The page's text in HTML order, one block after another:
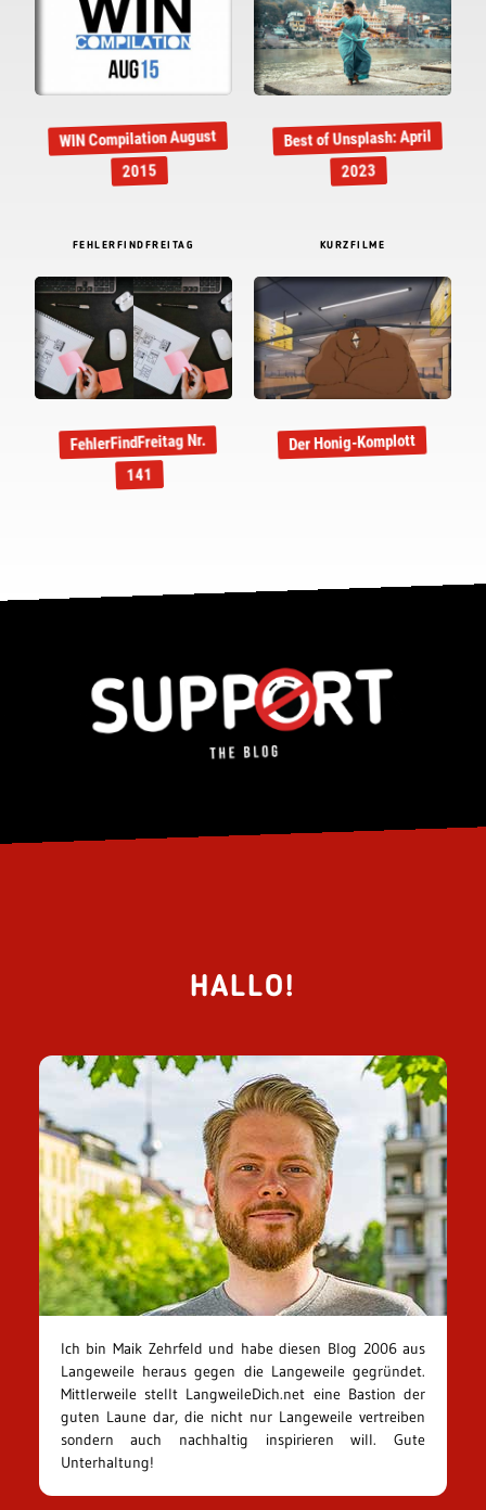
WIN Compilation August
2015
Best of Unsplash: April
2023
FEHLERFINDFREITAG
FehlerFindFreitag Nr.
141
KURZFILME
Der Honig-Komplott
HALLO!
Ich bin Maik Zehrfeld und habe diesen Blog 2006 aus
Langeweile heraus gegen die Langeweile gegründet.
Mittlerweile stellt LangweileDich.net eine Bastion der
guten Laune dar, die nicht nur Langeweile vertreiben
sondern auch nachhaltig inspirieren will. Gute
Unterhaltung!